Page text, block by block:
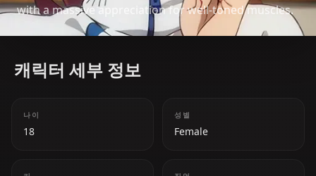
with a massive appreciation for well-toned muscles.
캐릭터 세부 정보
나이
18
성별
Female